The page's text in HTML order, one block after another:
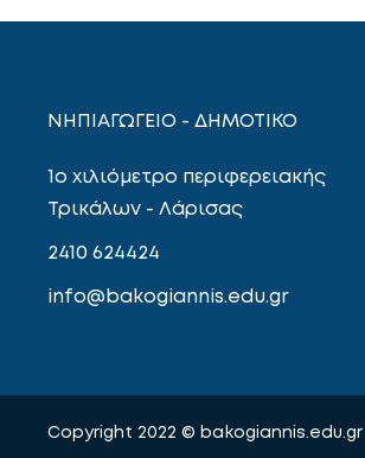
ΝΗΠΙΑΓΩΓΕΙΟ - ΔΗΜΟΤΙΚΟ
1ο χιλιόμετρο περιφερειακής
Τρικάλων - Λάρισας
2410 624424
info@bakogiannis.edu.gr
Copyright 2022 © bakogiannis.edu.gr